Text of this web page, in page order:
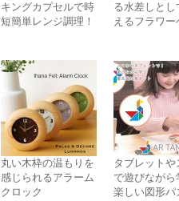
キングカプセルで時
短簡単レンジ調理！
る水差しとし
えるフラワー
丸い木枠の温もりを
感じられるアラーム
クロック
タブレットや
で遊びながら
楽しい図形パ